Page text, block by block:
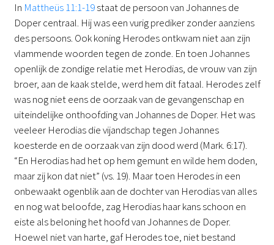
In Mattheüs 11:1-19staat de persoon van Johannes de
Doper centraal. Hij was een vurig prediker zonder aanziens
des persoons. Ook koning Herodes ontkwam niet aan zijn
vlammende woorden tegen de zonde. En toen Johannes
openlijk de zondige relatie met Herodias, de vrouw van zijn
broer, aan de kaak stelde, werd hem dit fataal. Herodes zelf
was nog niet eens de oorzaak van de gevangenschap en
uiteindelijke onthoofding van Johannes de Doper. Het was
veeleer Herodias die vijandschap tegen Johannes
koesterde en de oorzaak van zijn dood werd (Mark. 6:17).
“En Herodias had het op hem gemunt en wilde hem doden,
maar zij kon dat niet” (vs. 19). Maar toen Herodes in een
onbewaakt ogenblik aan de dochter van Herodias van alles
en nog wat beloofde, zag Herodias haar kans schoon en
eiste als beloning het hoofd van Johannes de Doper.
Hoewel niet van harte, gaf Herodes toe, niet bestand